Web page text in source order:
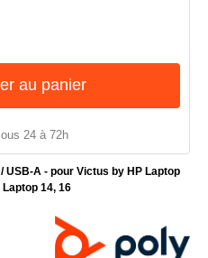
USB-A - pour Victus by HP Laptop
14, 16
au panier
24 à 72h